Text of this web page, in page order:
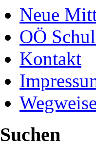
Neue
OÖ
Kontakt
Suchen